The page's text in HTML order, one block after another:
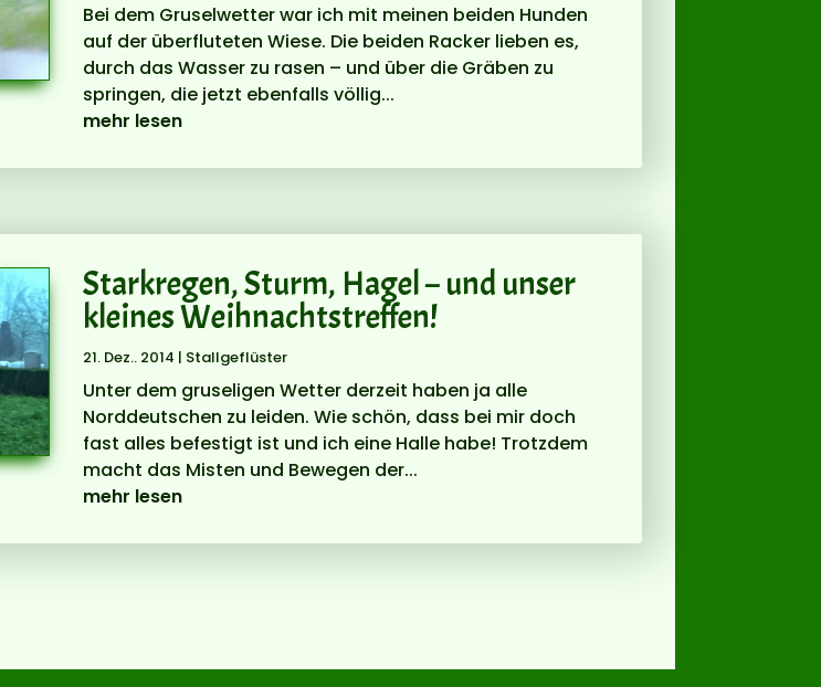
Bei dem Gruselwetter war ich mit meinen beiden Hunden
auf der überfluteten Wiese. Die beiden Racker lieben es,
durch das Wasser zu rasen – und über die Gräben zu
springen, die jetzt ebenfalls völlig...
mehr lesen
Starkregen, Sturm, Hagel – und unser
kleines Weihnachtstreffen!
21. Dez.. 2014 | Stallgeflüster
Unter dem gruseligen Wetter derzeit haben ja alle
Norddeutschen zu leiden. Wie schön, dass bei mir doch
fast alles befestigt ist und ich eine Halle habe! Trotzdem
macht das Misten und Bewegen der...
mehr lesen